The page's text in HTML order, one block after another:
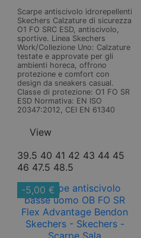
Scarpe antiscivolo idrorepellenti
Skechers Calzature di sicurezza
O1 FO SRC ESD, antiscivolo,
sportive. Linea Skechers
Work/Collezione Uno: Calzature
testate e approvate per gli
ambienti horeca, offrono
protezione e comfort con
design da sneakers casual.
Classe di protezione: O1 FO SR
ESD Normativa: EN ISO
20347:2012, CEI EN 61340
View
39.5 40 41 42 43 44 45
46 47.5 48.5
-5,00 €